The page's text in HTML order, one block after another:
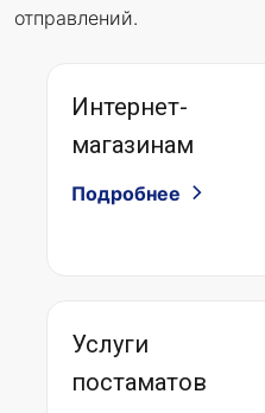
отправлений.
Интернет-
магазинам
Подробнее
Услуги
постаматов